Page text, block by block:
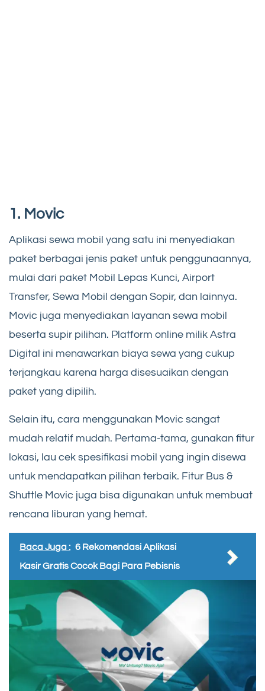
1. Movic
Aplikasi sewa mobil yang satu ini menyediakan
paket berbagai jenis paket untuk penggunaannya,
mulai dari paket Mobil Lepas Kunci, Airport
Transfer, Sewa Mobil dengan Sopir, dan lainnya.
Movic juga menyediakan layanan sewa mobil
beserta supir pilihan. Platform online milik Astra
Digital ini menawarkan biaya sewa yang cukup
terjangkau karena harga disesuaikan dengan
paket yang dipilih.
Selain itu, cara menggunakan Movic sangat
mudah relatif mudah. Pertama-tama, gunakan fitur
lokasi, lau cek spesifikasi mobil yang ingin disewa
untuk mendapatkan pilihan terbaik. Fitur Bus &
Shuttle Movic juga bisa digunakan untuk membuat
rencana liburan yang hemat.
Baca Juga : 6 Rekomendasi Aplikasi
Kasir Gratis Cocok Bagi Para Pebisnis